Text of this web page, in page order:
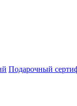
Подарочный